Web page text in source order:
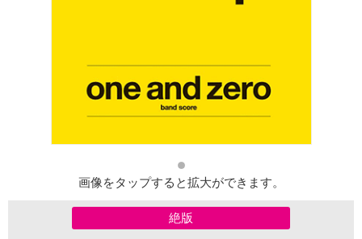
画像をタップすると拡大ができます。
絶版